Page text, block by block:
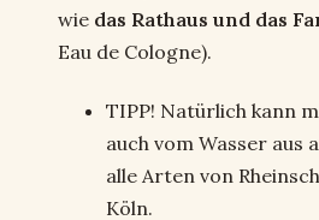
wie das Rathaus und das
Eau de Cologne).
TIPP! Natürlich kann
auch vom Wasser aus
alle Arten von
Köln.